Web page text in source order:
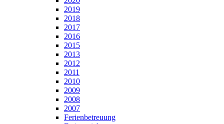
2019
2018
2017
2016
2015
2013
2012
2011
2010
2009
2008
2007
Ferienbetreuung